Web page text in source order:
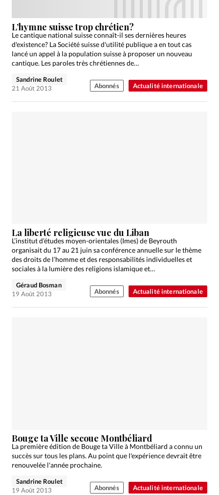
Actualité internationale
L’hymne suisse trop chrétien?
Le cantique national suisse connaît-il ses dernières heures
d'existence? La Société suisse d'utilité publique a en tout cas
lancé un appel à la population suisse à proposer un nouveau
cantique. Les paroles très chrétiennes de…
Sandrine Roulet
21 Août 2013
Abonnés
Actualité internationale
La liberté religieuse vue du Liban
L’institut d’études moyen-orientales (Imes) de Beyrouth
organisait du 17 au 21 juin sa conférence annuelle sur le thème
des droits de l’homme et des responsabilités individuelles et
sociales à la lumière des religions islamique et…
Géraud Bosman
19 Août 2013
Abonnés
Actualité internationale
Bouge ta Ville secoue Montbéliard
La première édition de Bouge ta Ville à Montbéliard a connu un
succès sur tous les plans. Au point que l'expérience devrait être
renouvelée l'année prochaine.
Sandrine Roulet
19 Août 2013
Abonnés